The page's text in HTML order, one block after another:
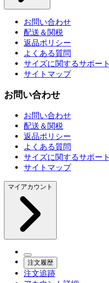
お問い合わせ
配送＆関税
返品ポリシー
よくある質問
サイズに関するサポート
サイトマップ
お問い合わせ
お問い合わせ
配送＆関税
返品ポリシー
よくある質問
サイズに関するサポート
サイトマップ
マイアカウント
注文履歴
注文追跡